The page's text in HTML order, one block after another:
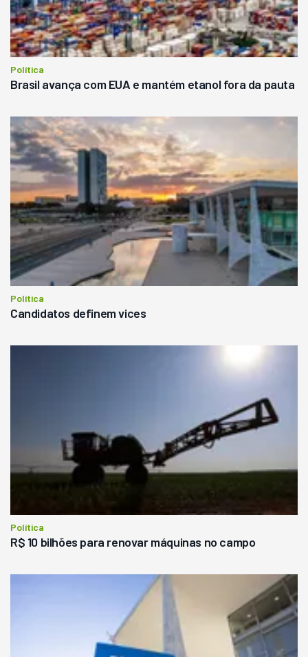
Política
Brasil avança com EUA e mantém etanol fora da pauta
Política
Candidatos definem vices
Política
R$ 10 bilhões para renovar máquinas no campo